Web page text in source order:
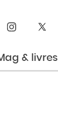
& livres